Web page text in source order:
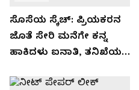
ಸೊಸೆಯ ಸ್ಕೆಚ್: ಪ್ರಿಯಕರನ
ಜೊತೆ ಸೇರಿ ಮನೆಗೇ ಕನ್ನ
ಹಾಕಿದಳು ಐನಾತಿ, ತನಿಖೆಯಲ್ಲಿ